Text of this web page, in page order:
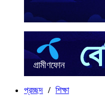
প্রচ্ছদ / শিক্ষা